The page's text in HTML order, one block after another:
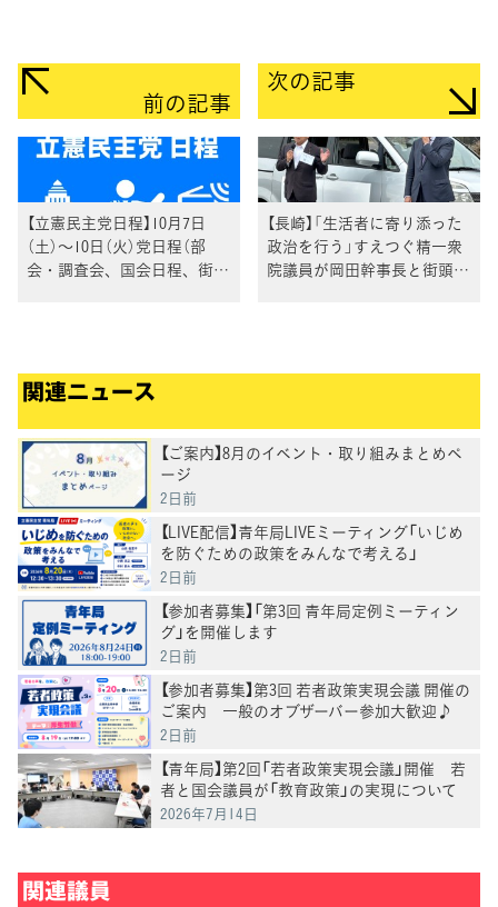
前の記事
【立憲民主党日程】10月7日
（土）～10日（火）党日程（部
会・調査会、国会日程、街頭
次の記事
【長崎】「生活者に寄り添った
政治を行う」すえつぐ精一衆
院議員が岡田幹事長と街頭演
関連ニュース
【ご案内】8月のイベント・取り組みまとめペ
ージ
2日前
【LIVE配信】青年局LIVEミーティング「いじめ
を防ぐための政策をみんなで考える」
2日前
【参加者募集】「第3回 青年局定例ミーティン
グ」を開催します
2日前
【参加者募集】第3回 若者政策実現会議 開催の
ご案内 一般のオブザーバー参加大歓迎♪
2日前
【青年局】第2回「若者政策実現会議」開催 若
者と国会議員が「教育政策」の実現について
意見交換
2026年7月14日
関連議員